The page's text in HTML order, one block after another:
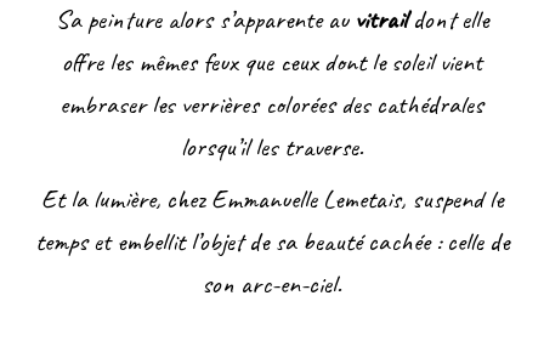
Sa peinture alors s’apparente au vitraildont elle
offre les mêmes feux que ceux dont le soleil vient
embraser les verrières colorées des cathédrales
lorsqu’il les traverse.
Et la lumière, chez Emmanuelle Lemetais, suspend le
temps et embellit l’objet de sa beauté cachée : celle de
son arc-en-ciel.